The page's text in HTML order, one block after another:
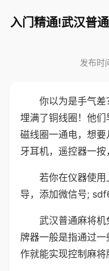
入门精通!武汉普
发布时
你以为是手气
埋满了铜线圈！他
磁线圈一通电，想
牙耳机，遥控器一按
若你在仪器使
导，添加微信号;
武汉普通麻将
牌器一般是指通过
作就能实现控制麻将